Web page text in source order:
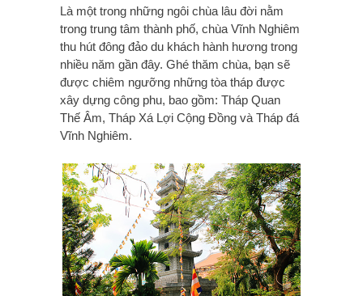
Là một trong những ngôi chùa lâu đời nằm
trong trung tâm thành phố, chùa Vĩnh Nghiêm
thu hút đông đảo du khách hành hương trong
nhiều năm gần đây. Ghé thăm chùa, bạn sẽ
được chiêm ngưỡng những tòa tháp được
xây dựng công phu, bao gồm: Tháp Quan
Thế Âm, Tháp Xá Lợi Cộng Đồng và Tháp đá
Vĩnh Nghiêm.